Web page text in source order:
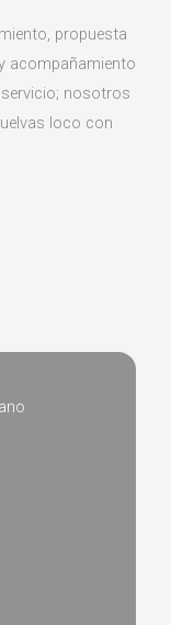
propuesta
acompañamiento
nosotros
loco con